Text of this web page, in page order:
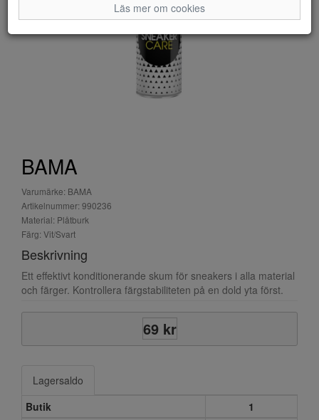
BAMA
Varumärke: BAMA
Artikelnummer: 990236
Material: Plåtburk
Färg: Vit/Svart
Beskrivning
Ett effektivt konditionerande skum för sneakers i alla material
och färger. Kontrollera färgstabiliteten på en dold yta först.
69 kr
Lagersaldo
Butik
1
Läs mer om cookies